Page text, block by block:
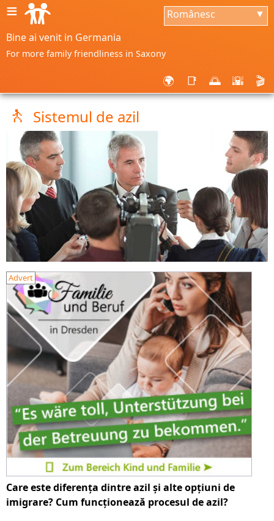
≡ Românesc ▼
Bine ai venit in Germania
For more family friendliness in Saxony
🌍 📑 🌅 🌇 🎬
🚶 Sistemul de azil
Advert
Care este diferența dintre azil și alte opțiuni de
imigrare? Cum funcționează procesul de azil?